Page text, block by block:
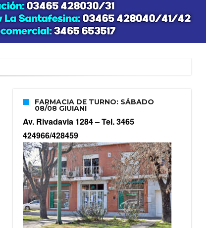
FARMACIA DE TURNO: SÁBADO
08/08 GIUIANI
Av. Rivadavia 1284 –Tel. 3465
424966/428459